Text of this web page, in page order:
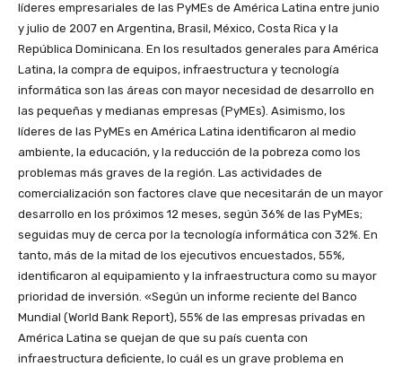
líderes empresariales de las PyMEs de América Latina entre junio
y julio de 2007 en Argentina, Brasil, México, Costa Rica y la
República Dominicana. En los resultados generales para América
Latina, la compra de equipos, infraestructura y tecnología
informática son las áreas con mayor necesidad de desarrollo en
las pequeñas y medianas empresas (PyMEs). Asimismo, los
líderes de las PyMEs en América Latina identificaron al medio
ambiente, la educación, y la reducción de la pobreza como los
problemas más graves de la región. Las actividades de
comercialización son factores clave que necesitarán de un mayor
desarrollo en los próximos 12 meses, según 36% de las PyMEs;
seguidas muy de cerca por la tecnología informática con 32%. En
tanto, más de la mitad de los ejecutivos encuestados, 55%,
identificaron al equipamiento y la infraestructura como su mayor
prioridad de inversión. «Según un informe reciente del Banco
Mundial (World Bank Report), 55% de las empresas privadas en
América Latina se quejan de que su país cuenta con
infraestructura deficiente, lo cuál es un grave problema en